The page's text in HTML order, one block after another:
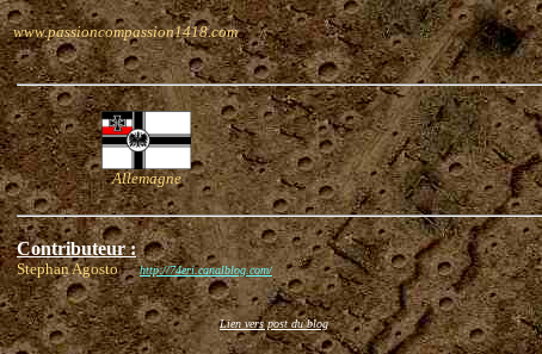
www.passioncompassion1418.com
Allemagne
Contributeur :
Stephan Agostohttp://74eri.canalblog.com/
Lien vers post du blog